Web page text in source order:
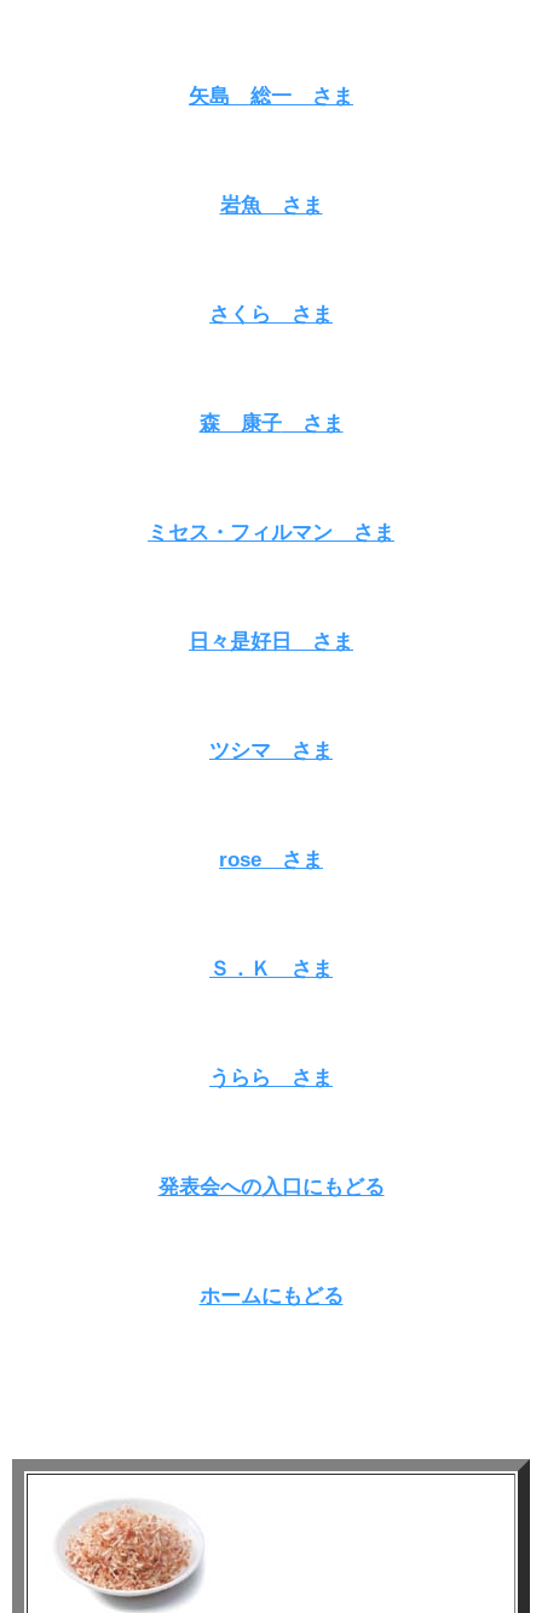
矢島 総一 さま
岩魚さま
さくら さま
森 康子さま
ミセス・フィルマン さま
日々是好日 さま
ツシマ さま
rose さま
Ｓ．Ｋ さま
うらら さま
発表会への入口にもどる
ホームにもどる